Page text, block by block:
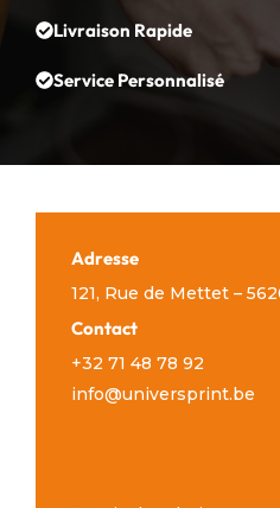
Livraison Rapide
Service Personnalisé
Adresse
121, Rue de Mettet –
Contact
+32 71 48 78 92
info@universprint.be